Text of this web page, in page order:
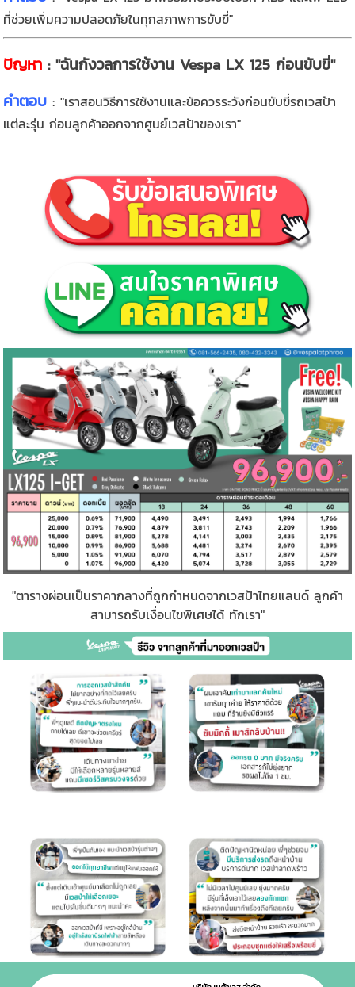
ที่ช่วยเพิ่มความปลอดภัยในทุกสภาพการขับขี่"
ปัญหา : "ฉันกังวลการใช้งาน Vespa LX 125 ก่อนขับขี่"
คำตอบ :"เราสอนวิธีการใช้งานและข้อควรระวังก่อนขับขี่รถเวสป้า
แต่ละรุ่น ก่อนลูกค้าออกจากศูนย์เวสป้าของเรา"
"ตารางผ่อนเป็นราคากลางที่ถูกกำหนดจากเวสป้าไทยแลนด์ ลูกค้า
สามารถรับเงื่อนไขพิเศษได้ ทักเรา"